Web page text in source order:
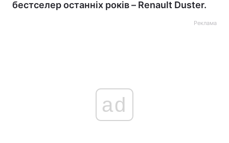
бестселер останніх років – Renault Duster.
Реклама
ad